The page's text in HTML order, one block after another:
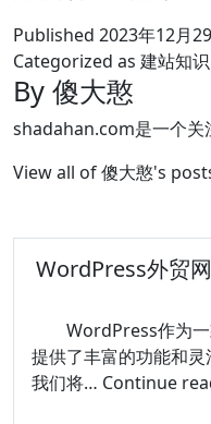
Published 2023年12月
Categorized as 建站知识
By 傻大憨
shadahan.com是一个关
View all of 傻大憨's
WordPress外贸
WordPress作为一
提供了丰富的功能和灵
我们将… Continue